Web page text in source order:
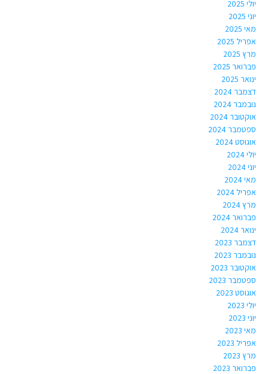
יולי 2025
יוני 2025
מאי 2025
אפריל 2025
מרץ 2025
פברואר 2025
ינואר 2025
דצמבר 2024
נובמבר 2024
אוקטובר 2024
ספטמבר 2024
אוגוסט 2024
יולי 2024
יוני 2024
מאי 2024
אפריל 2024
מרץ 2024
פברואר 2024
ינואר 2024
דצמבר 2023
נובמבר 2023
אוקטובר 2023
ספטמבר 2023
אוגוסט 2023
יולי 2023
יוני 2023
מאי 2023
אפריל 2023
מרץ 2023
פברואר 2023